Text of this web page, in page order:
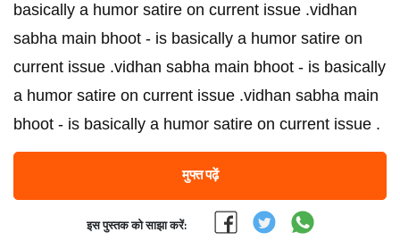
basically a humor satire on current issue .vidhan
sabha main bhoot - is basically a humor satire on
current issue .vidhan sabha main bhoot - is basically
a humor satire on current issue .vidhan sabha main
bhoot - is basically a humor satire on current issue .
मुफ्त पढ़ें
इस पुस्तक को साझा करें: